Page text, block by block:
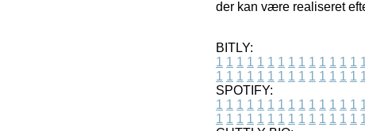
der kan være realiseret
BITLY:
1 1 1 1 1 1 1 1 1 1 1 1 1 1
1 1 1 1 1 1 1 1 1 1 1 1 1 1
SPOTIFY:
1 1 1 1 1 1 1 1 1 1 1 1 1 1
1 1 1 1 1 1 1 1 1 1 1 1 1 1